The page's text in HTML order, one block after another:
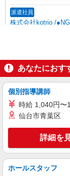
派遣社員
株式会社kotrio /
キープ
株式会社kotrio /
あなたにおす
個別指導講師
時給 1,040円〜
仙台市青葉区
詳細を
ホールスタッフ